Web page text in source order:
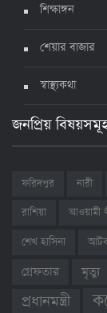
শিক্ষাঙ্গন
শেয়ার বাজার
স্বাস্থ্যকথা
জনপ্রিয়
ফরিদপুর নারী
রাশিয়া
আওয়ামী
শেখ হাসিনা
গ্রেফতার
মৃত্যু
প্রধানমন্ত্রী